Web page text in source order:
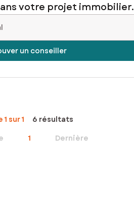
votre projet immobilier.
un conseiller
1 sur 1
6 résultats
1 Dernière